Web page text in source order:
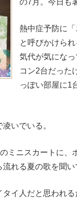
の7月。今日も
熱中症予防に「
と呼びかけら
気代が気にな
コン2台だった
っぽい部屋に1
いでいる。
ミニスカートに、
れる夏の歌を聞い
イ人だと思われ